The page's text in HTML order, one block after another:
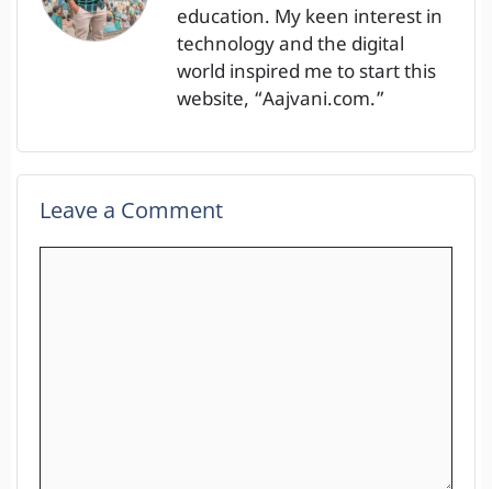
education. My keen interest in
technology and the digital
world inspired me to start this
website, “Aajvani.com.”
Leave a Comment